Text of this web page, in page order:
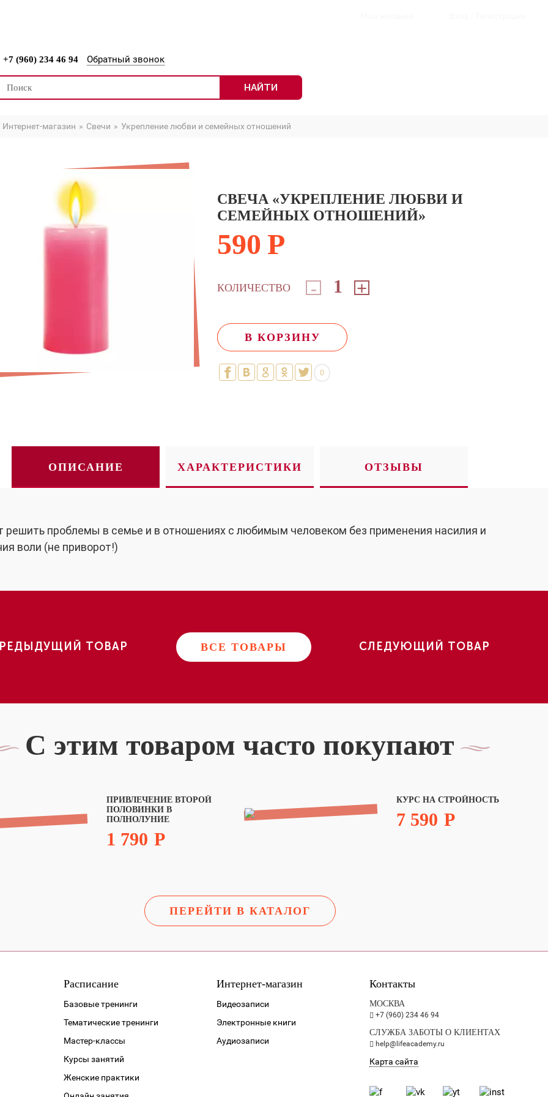
+7 (960) 234 46 94 Обратный звонок
НАЙТИ
Интернет-магазин Свечи Укрепление любви и семейных отношений
СВЕЧА «УКРЕПЛЕНИЕ ЛЮБВИ И
СЕМЕЙНЫХ ОТНОШЕНИЙ»
590 Р
КОЛИЧЕСТВО - +
В КОРЗИНУ
0
ОПИСАНИЕ ХАРАКТЕРИСТИКИ ОТЗЫВЫ
решить проблемы в семье и в отношениях с любимым человеком без применения насилия и
воли (не приворот!)
ТОВАР ВСЕ ТОВАРЫ СЛЕДУЮЩИЙ ТОВАР
С этим товаром часто покупают
ПРИВЛЕЧЕНИЕ ВТОРОЙ
ПОЛОВИНКИ В
ПОЛНОЛУНИЕ
1 790 Р
КУРС НА СТРОЙНОСТЬ
7 590 Р
ПЕРЕЙТИ В КАТАЛОГ
Расписание
Базовые тренинги
Тематические тренинги
Мастер-классы
Курсы занятий
Женские практики
Интернет-магазин
Видеозаписи
Электронные книги
Аудиозаписи
Контакты
МОСКВА
+7 (960) 234 46 94
СЛУЖБА ЗАБОТЫ О КЛИЕНТАХ
help@lifeacademy.ru
Карта сайта